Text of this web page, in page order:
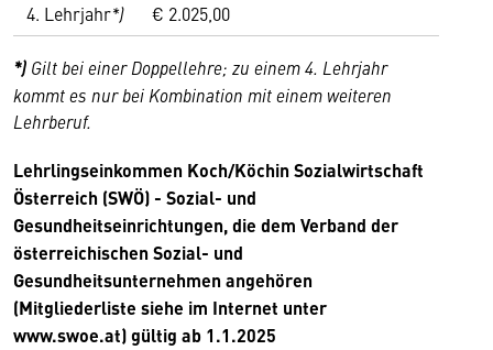
4. Lehrjahr*) € 2.025,00
*) Gilt bei einer Doppellehre; zu einem 4. Lehrjahr
kommt es nur bei Kombination mit einem weiteren
Lehrberuf.
Lehrlingseinkommen Koch/Köchin Sozialwirtschaft
Österreich (SWÖ) - Sozial- und
Gesundheitseinrichtungen, die dem Verband der
österreichischen Sozial- und
Gesundheitsunternehmen angehören
(Mitgliederliste siehe im Internet unter
www.swoe.at) gültig ab 1.1.2025